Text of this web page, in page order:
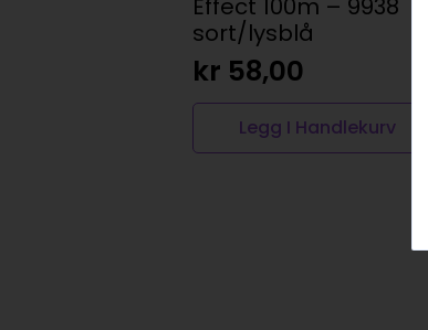
Effect 100m – 9938
sort/lysblå
kr 58,00
Legg I Handlekurv